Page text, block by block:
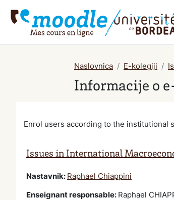
Naslovnica E-kolegiji
Informacije o
Enrol users according to the institutional
Issues in International
Nastavnik: Raphael Chiappini
Enseignant responsable: Raphael